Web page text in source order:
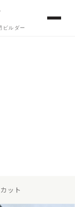
ビルダー
ット